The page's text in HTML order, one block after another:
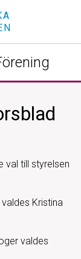
val till styrelsen
Kristina
valdes